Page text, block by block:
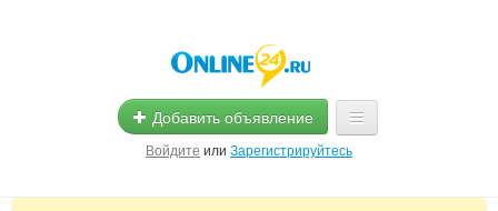
Добавить объявление
Войдите или Зарегистрируйтесь
Главная